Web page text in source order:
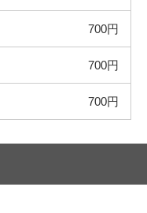
700円
700円
700円